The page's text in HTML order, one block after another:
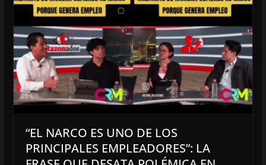
“EL NARCO ES UNO DE LOS
PRINCIPALES EMPLEADORES”: LA